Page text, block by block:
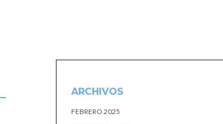
ARCHIVOS
FEBRERO 2025